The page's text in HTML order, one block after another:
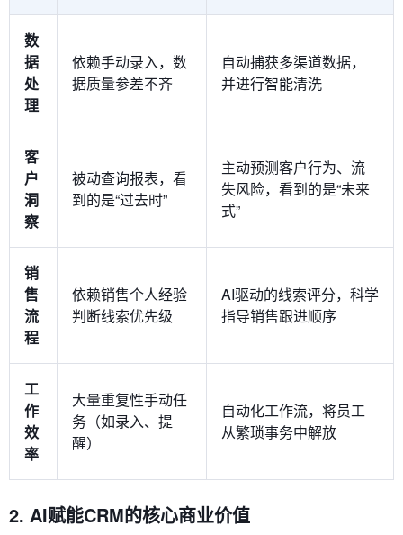
数
据
处
理
依赖手动录入，数
据质量参差不齐
自动捕获多渠道数据，
并进行智能清洗
客
户
洞
察
被动查询报表，看
到的是“过去时”
主动预测客户行为、流
失风险，看到的是“未来
式”
销
售
流
程
依赖销售个人经验
判断线索优先级
AI驱动的线索评分，科学
指导销售跟进顺序
工
作
效
率
大量重复性手动任
务（如录入、提
醒）
自动化工作流，将员工
从繁琐事务中解放
2. AI赋能CRM的核心商业价值